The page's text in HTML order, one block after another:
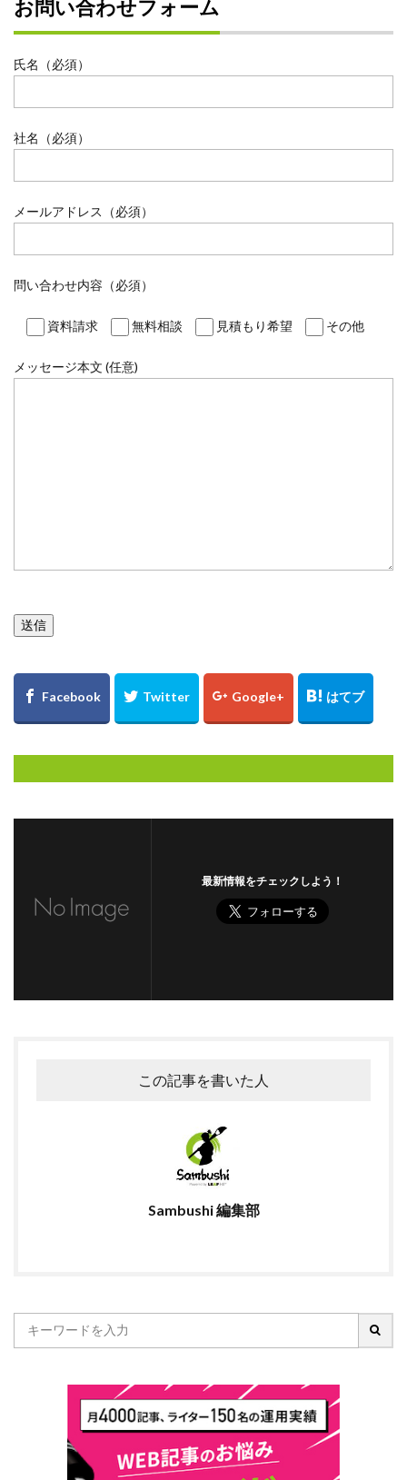
お問い合わせフォーム
氏名（必須）
社名（必須）
メールアドレス（必須）
問い合わせ内容（必須）
資料請求 無料相談 見積もり希望 その他
メッセージ本文 (任意)
最新情報をチェックしよう！
この記事を書いた人
Sambushi 編集部